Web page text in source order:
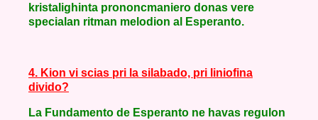
kristalighinta prononcmaniero donas vere
specialan ritman melodion al Esperanto.
4. Kion vi scias pri la silabado, pri liniofina
divido?
La Fundamento de Esperanto ne havas regulon